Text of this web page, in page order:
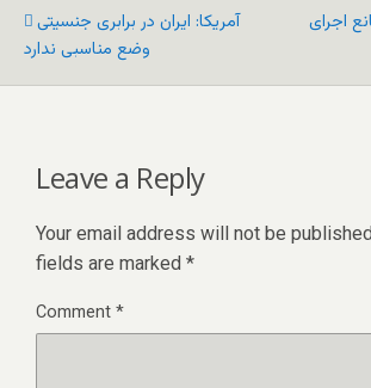
آمریکا: ایران در برابری جنسیتی
وضع مناسبی ندارد
اجرای
Leave a Reply
Your email address will not be
fields are marked *
Comment*